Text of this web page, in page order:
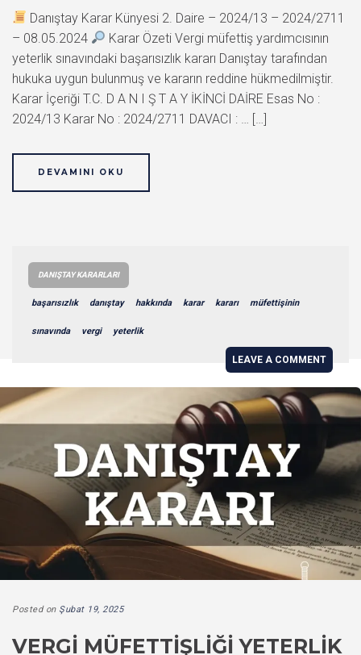
Danıştay Karar Künyesi 2. Daire – 2024/13 – 2024/2711
– 08.05.2024
Karar Özeti Vergi müfettiş yardımcısının
yeterlik sınavındaki başarısızlık kararı Danıştay tarafından
hukuka uygun bulunmuş ve kararın reddine hükmedilmiştir.
Karar İçeriği T.C. D A N I Ş T A Y İKİNCİ DAİRE Esas No :
2024/13 Karar No : 2024/2711 DAVACI : … […]
DEVAMINI OKU
DANIŞTAY KARARLARI
başarısızlık danıştay hakkında karar kararı müfettişinin
sınavında vergi yeterlik
LEAVE A COMMENT
Posted on Şubat 19, 2025
VERGI MÜFETTIŞLIĞI YETERLIK